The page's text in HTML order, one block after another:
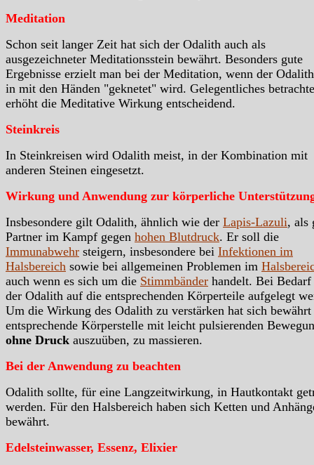
Meditation
Schon seit langer Zeit hat sich der Odalith auch als
ausgezeichneter Meditationsstein bewährt. Besonders gute
Ergebnisse erzielt man bei der Meditation, wenn der
in mit den Händen "geknetet" wird. Gelegentliches
erhöht die Meditative Wirkung entscheidend.
Steinkreis
In Steinkreisen wird Odalith meist, in der Kombination mit
anderen Steinen eingesetzt.
Wirkung und Anwendung zur körperliche
Insbesondere gilt Odalith, ähnlich wie der Lapis-Lazuli, als
Partner im Kampf gegen hohen Blutdruck. Er soll die
Immunabwehr steigern, insbesondere bei Infektionen im
Halsbereich sowie bei allgemeinen Problemen im
auch wenn es sich um die Stimmbänder handelt. Bei
der Odalith auf die entsprechenden Körperteile aufgelegt
Um die Wirkung des Odalith zu verstärken hat sich bewährt
entsprechende Körperstelle mit leicht pulsierenden
ohne Druck auszuüben, zu massieren.
Bei der Anwendung zu beachten
Odalith sollte, für eine Langzeitwirkung, in Hautkontakt
werden. Für den Halsbereich haben sich Ketten und
bewährt.
Edelsteinwasser, Essenz, Elixier